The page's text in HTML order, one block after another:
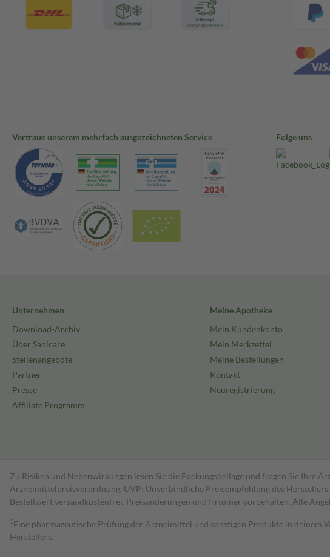
Vertraue unserem mehrfach ausgezeichneten Service Folge uns
Unternehmen
Download-Archiv
Über Sanicare
Stellenangebote
Partner
Presse
Affiliate Programm
Meine Apotheke
Mein Kundenkonto
Mein Merkzettel
Meine Bestellungen
Kontakt
Neuregistrierung
Zu Risiken und Nebenwirkungen lesen Sie die Packungsbeilage und fragen Sie
Arzneimittelpreisverordnung. UVP: Unverbindliche Preisempfehlung des
Bestell­wert versand­kosten­frei. Preisänderungen und Irrtümer vorbehalten. Alle
1 Eine pharmazeutische Prüfung der Arzneimittel und sonstigen Produkte in
Herstellers.